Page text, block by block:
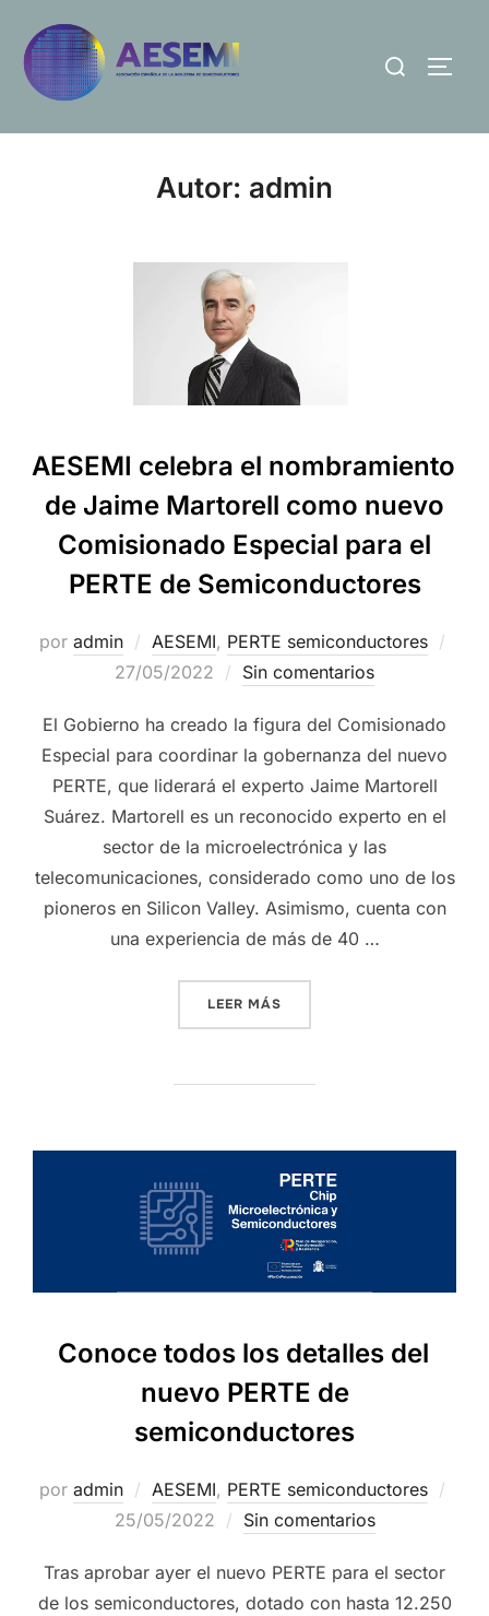
Autor: admin
AESEMI celebra el nombramiento
de Jaime Martorell como nuevo
Comisionado Especial para el
PERTE de Semiconductores
por admin AESEMI, PERTE semiconductores
27/05/2022
Sin comentarios
El Gobierno ha creado la figura del Comisionado
Especial para coordinar la gobernanza del nuevo
PERTE, que liderará el experto Jaime Martorell
Suárez. Martorell es un reconocido experto en el
sector de la microelectrónica y las
telecomunicaciones, considerado como uno de los
pioneros en Silicon Valley. Asimismo, cuenta con
una experiencia de más de 40 …
LEER MÁS
Conoce todos los detalles del
nuevo PERTE de
semiconductores
por admin AESEMI, PERTE semiconductores
25/05/2022
Sin comentarios
Tras aprobar ayer el nuevo PERTE para el sector
de los semiconductores, dotado con hasta 12.250